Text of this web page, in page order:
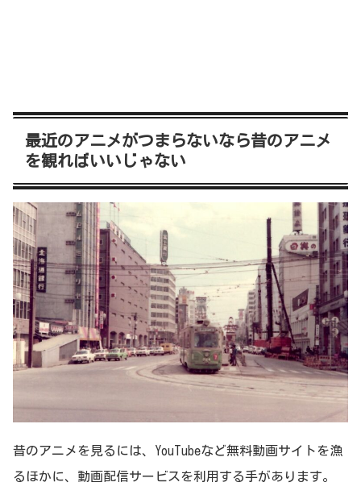
最近のアニメがつまらないなら昔のアニメ
を観ればいいじゃない
昔のアニメを見るには、YouTubeなど無料動画サイトを漁
るほかに、動画配信サービスを利用する手があります。